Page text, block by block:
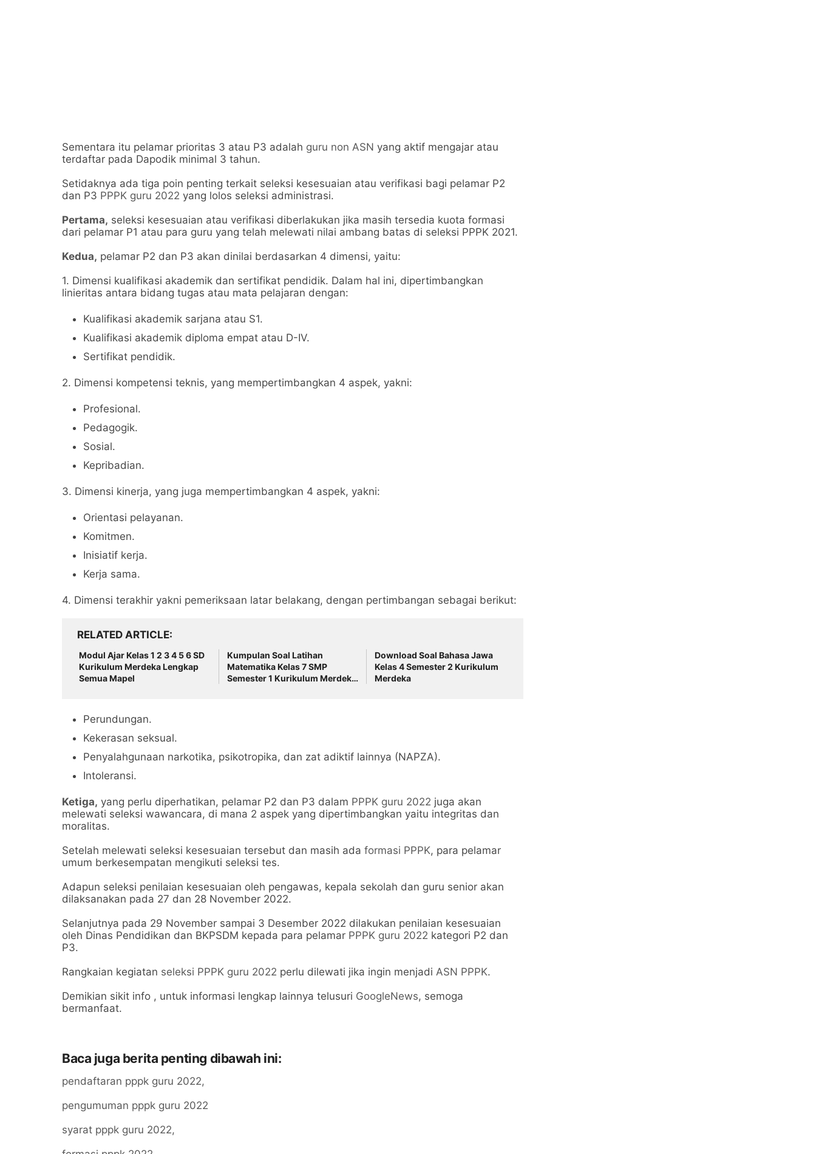
Sementara itu pelamar prioritas 3 atau P3 adalah guru non ASN yang aktif mengajar atau
terdaftar pada Dapodik minimal 3 tahun.
Setidaknya ada tiga poin penting terkait seleksi kesesuaian atau verifikasi bagi pelamar P2
dan P3 PPPK guru 2022 yang lolos seleksi administrasi.
Pertama, seleksi kesesuaian atau verifikasi diberlakukan jika masih tersedia kuota formasi
dari pelamar P1 atau para guru yang telah melewati nilai ambang batas di seleksi PPPK 2021.
Kedua, pelamar P2 dan P3 akan dinilai berdasarkan 4 dimensi, yaitu:
1. Dimensi kualifikasi akademik dan sertifikat pendidik. Dalam hal ini, dipertimbangkan
linieritas antara bidang tugas atau mata pelajaran dengan:
Kualifikasi akademik sarjana atau S1.
Kualifikasi akademik diploma empat atau D-IV.
Sertifikat pendidik.
2. Dimensi kompetensi teknis, yang mempertimbangkan 4 aspek, yakni:
Profesional.
Pedagogik.
Sosial.
Kepribadian.
3. Dimensi kinerja, yang juga mempertimbangkan 4 aspek, yakni:
Orientasi pelayanan.
Komitmen.
Inisiatif kerja.
Kerja sama.
4. Dimensi terakhir yakni pemeriksaan latar belakang, dengan pertimbangan sebagai berikut:
RELATED ARTICLE
Modul Ajar Kelas 1 2 3 4 5 6 SD
Kurikulum Merdeka Lengkap
Semua Mapel
Kumpulan Soal Latihan
Matematika Kelas 7 SMP
Semester 1 Kurikulum Merdeka
Download Soal Bahasa Jawa
Kelas 4 Semester 2 Kurikulum
Merdeka
Perundungan.
Kekerasan seksual.
Penyalahgunaan narkotika, psikotropika, dan zat adiktif lainnya (NAPZA).
Intoleransi.
Ketiga, yang perlu diperhatikan, pelamar P2 dan P3 dalam PPPK guru 2022 juga akan
melewati seleksi wawancara, di mana 2 aspek yang dipertimbangkan yaitu integritas dan
moralitas.
Setelah melewati seleksi kesesuaian tersebut dan masih ada formasi PPPK, para pelamar
umum berkesempatan mengikuti seleksi tes.
Adapun seleksi penilaian kesesuaian oleh pengawas, kepala sekolah dan guru senior akan
dilaksanakan pada 27 dan 28 November 2022.
Selanjutnya pada 29 November sampai 3 Desember 2022 dilakukan penilaian kesesuaian
oleh Dinas Pendidikan dan BKPSDM kepada para pelamar PPPK guru 2022 kategori P2 dan
P3.
Rangkaian kegiatan seleksi PPPK guru 2022 perlu dilewati jika ingin menjadi ASN PPPK.
Demikian sikit info , untuk informasi lengkap lainnya telusuri GoogleNews, semoga
bermanfaat.
Baca juga berita penting dibawah ini:
pendaftaran pppk guru 2022,
pengumuman pppk guru 2022
syarat pppk guru 2022,